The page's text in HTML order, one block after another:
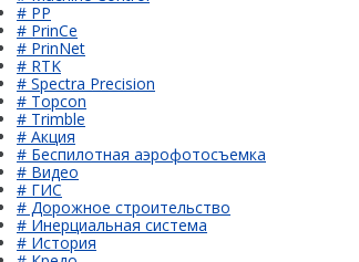
# PP
# PrinCe
# PrinNet
# RTK
# Spectra Precision
# Topcon
# Trimble
# Акция
# Беспилотная аэрофотосъемка
# Видео
# ГИС
# Дорожное строительство
# Инерциальная система
# История